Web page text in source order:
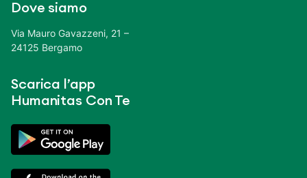
Dove siamo
Via Mauro Gavazzeni, 21 –
24125 Bergamo
Scarica l’app
Humanitas Con Te